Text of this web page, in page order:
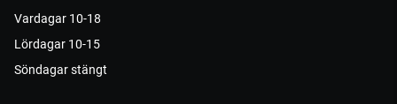
Vardagar 10-18
Lördagar 10-15
Söndagar stängt